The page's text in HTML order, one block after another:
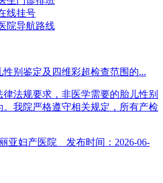
别鉴定及四维彩超检查范围的...
法规要求，非医学需要的胎儿性别
我院严格遵守相关规定，所有产检
亚妇产医院 发布时间：2026-06-